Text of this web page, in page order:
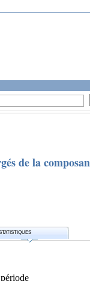
de la